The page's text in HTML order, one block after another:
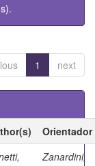
1 next
Orientador
Zanardini,